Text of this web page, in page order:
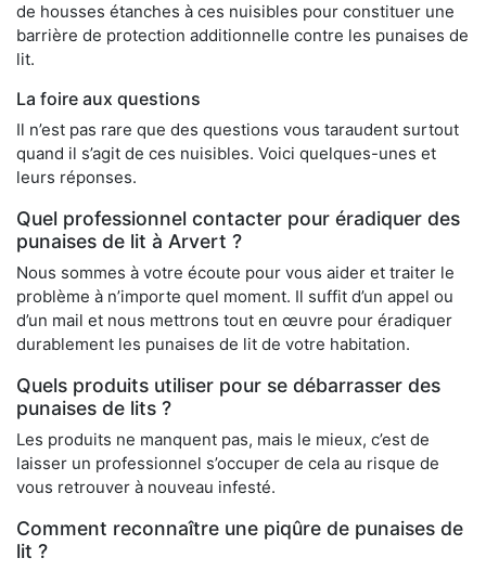
de housses étanches à ces nuisibles pour constituer une
barrière de protection additionnelle contre les punaises de
lit.
La foire aux questions
Il n’est pas rare que des questions vous taraudent surtout
quand il s’agit de ces nuisibles. Voici quelques-unes et
leurs réponses.
Quel professionnel contacter pour éradiquer des
punaises de lit à Arvert ?
Nous sommes à votre écoute pour vous aider et traiter le
problème à n’importe quel moment. Il suffit d’un appel ou
d’un mail et nous mettrons tout en œuvre pour éradiquer
durablement les punaises de lit de votre habitation.
Quels produits utiliser pour se débarrasser des
punaises de lits ?
Les produits ne manquent pas, mais le mieux, c’est de
laisser un professionnel s’occuper de cela au risque de
vous retrouver à nouveau infesté.
Comment reconnaître une piqûre de punaises de
lit ?